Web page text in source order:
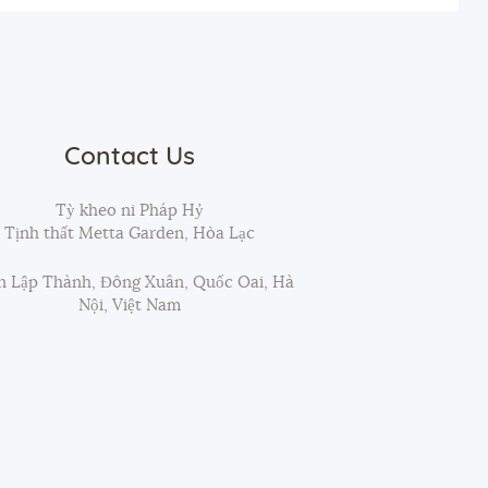
Contact Us
Tỳ kheo ni Pháp Hỷ
Tịnh thất Metta Garden, Hòa Lạc
Lập Thành, Đông Xuân, Quốc Oai, Hà
Nội, Việt Nam